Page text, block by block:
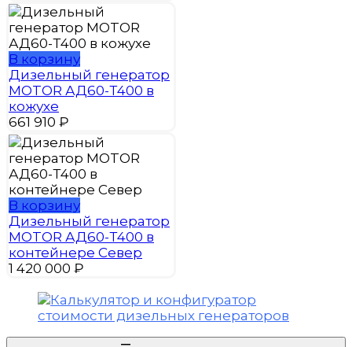
В корзину
Дизельный генератор
MOTOR АД60-Т400 в
кожухе
661 910 ₽
В корзину
Дизельный генератор
MOTOR АД60-Т400 в
контейнере Север
1 420 000 ₽